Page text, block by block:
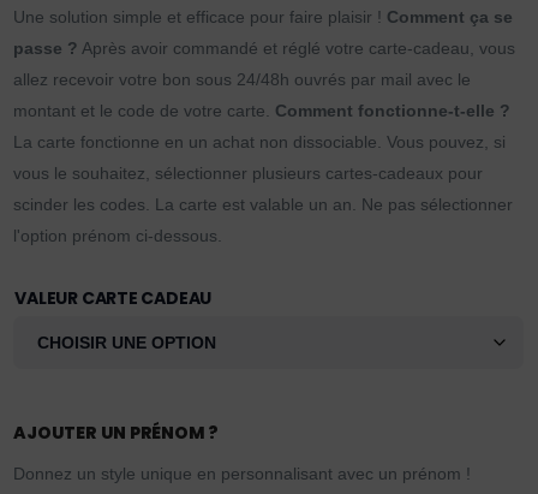
Une solution simple et efficace pour faire plaisir ! Comment ça se
passe ? Après avoir commandé et réglé votre carte-cadeau, vous
allez recevoir votre bon sous 24/48h ouvrés par mail avec le
montant et le code de votre carte. Comment fonctionne-t-elle ?
La carte fonctionne en un achat non dissociable. Vous pouvez, si
vous le souhaitez, sélectionner plusieurs cartes-cadeaux pour
scinder les codes. La carte est valable un an. Ne pas sélectionner
l'option prénom ci-dessous.
VALEUR CARTE CADEAU
AJOUTER UN PRÉNOM ?
Donnez un style unique en personnalisant avec un prénom !